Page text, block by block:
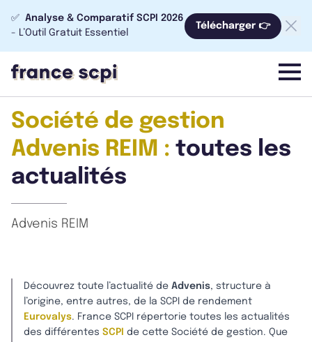
✅ Analyse & Comparatif SCPI 2026
- L’Outil Gratuit Essentiel
Télécharger 👉
menu
Société de gestion
Advenis REIM : toutes les
actualités
Advenis REIM
Découvrez toute l’actualité de Advenis, structure à
l’origine, entre autres, de la SCPI de rendement
Eurovalys. France SCPI répertorie toutes les actualités
des différentes SCPI de cette Société de gestion. Que